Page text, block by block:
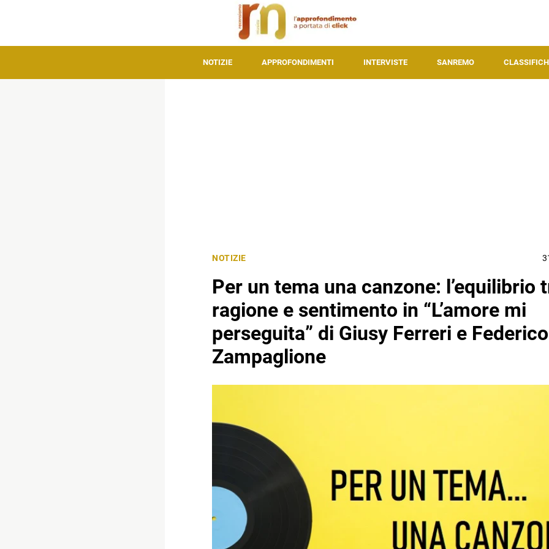
NOTIZIE APPROFONDIMENTI INTERVISTE SANREMO
NOTIZIE
Per un tema una canzone: l’equilibrio
ragione e sentimento in “L’amore mi
perseguita” di Giusy Ferreri e Federico
Zampaglione